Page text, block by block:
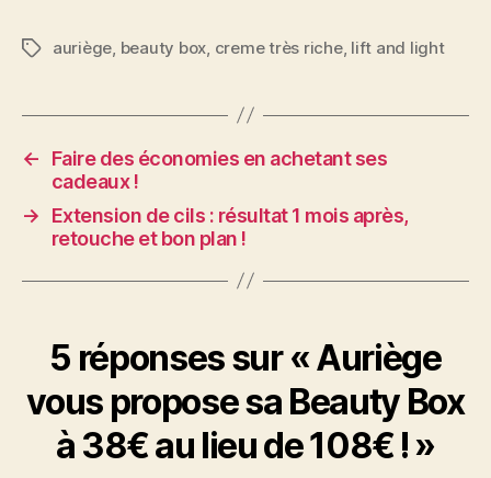
Étiquettes
auriège, beauty box, creme très riche, lift and light
←
Faire des économies en achetant ses
cadeaux !
→
Extension de cils : résultat 1 mois après,
retouche et bon plan !
5 réponses sur « Auriège
vous propose sa Beauty Box
à 38€ au lieu de 108€ ! »